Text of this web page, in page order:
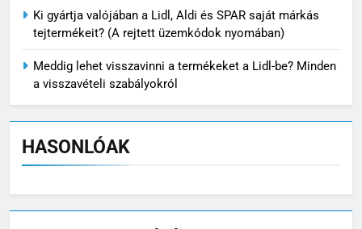
Ki gyártja valójában a Lidl, Aldi és SPAR saját márkás
tejtermékeit? (A rejtett üzemkódok nyomában)
Meddig lehet visszavinni a termékeket a Lidl-be? Minden
a visszavételi szabályokról
HASONLÓAK